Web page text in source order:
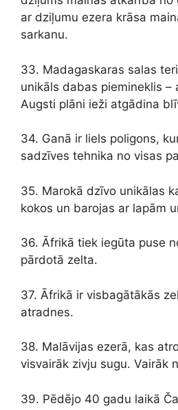
ar dziļumu ezera krāsa
sarkanu.
33. Madagaskaras salas
unikāls dabas piemineklis –
Augsti plāni ieži atgādina
34. Ganā ir liels poligons,
sadzīves tehnika no visas
35. Marokā dzīvo unikālas
kokos un barojas ar lapām
36. Āfrikā tiek iegūta puse
pārdotā zelta.
37. Āfrikā ir visbagātākās
atradnes.
38. Malāvijas ezerā, kas
visvairāk zivju sugu. Vairāk
39. Pēdējo 40 gadu laikā